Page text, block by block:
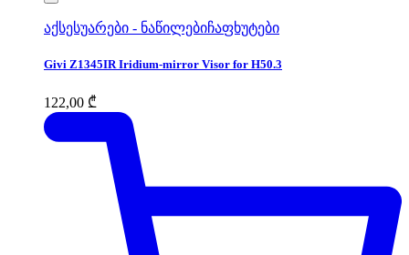
აქსესუარები - ნაწილებიჩაფხუტები
Givi Z1345IR Ιridium-mirror Visor for H50.3
122,00 ₾